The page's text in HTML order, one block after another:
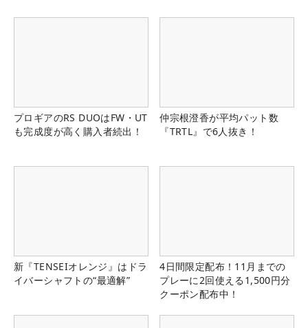
プロギアのRS DUOはFW・UT
も完成度が高く購入者続出！
仲宗根澄香が平均パット数
『TRTL』で6人抜き！
新『TENSEIオレンジ』はドラ
イバーシャフトの“最適解”
4日間限定配布！11月までの
プレーに2回使える1,500円分
クーポン配布中！